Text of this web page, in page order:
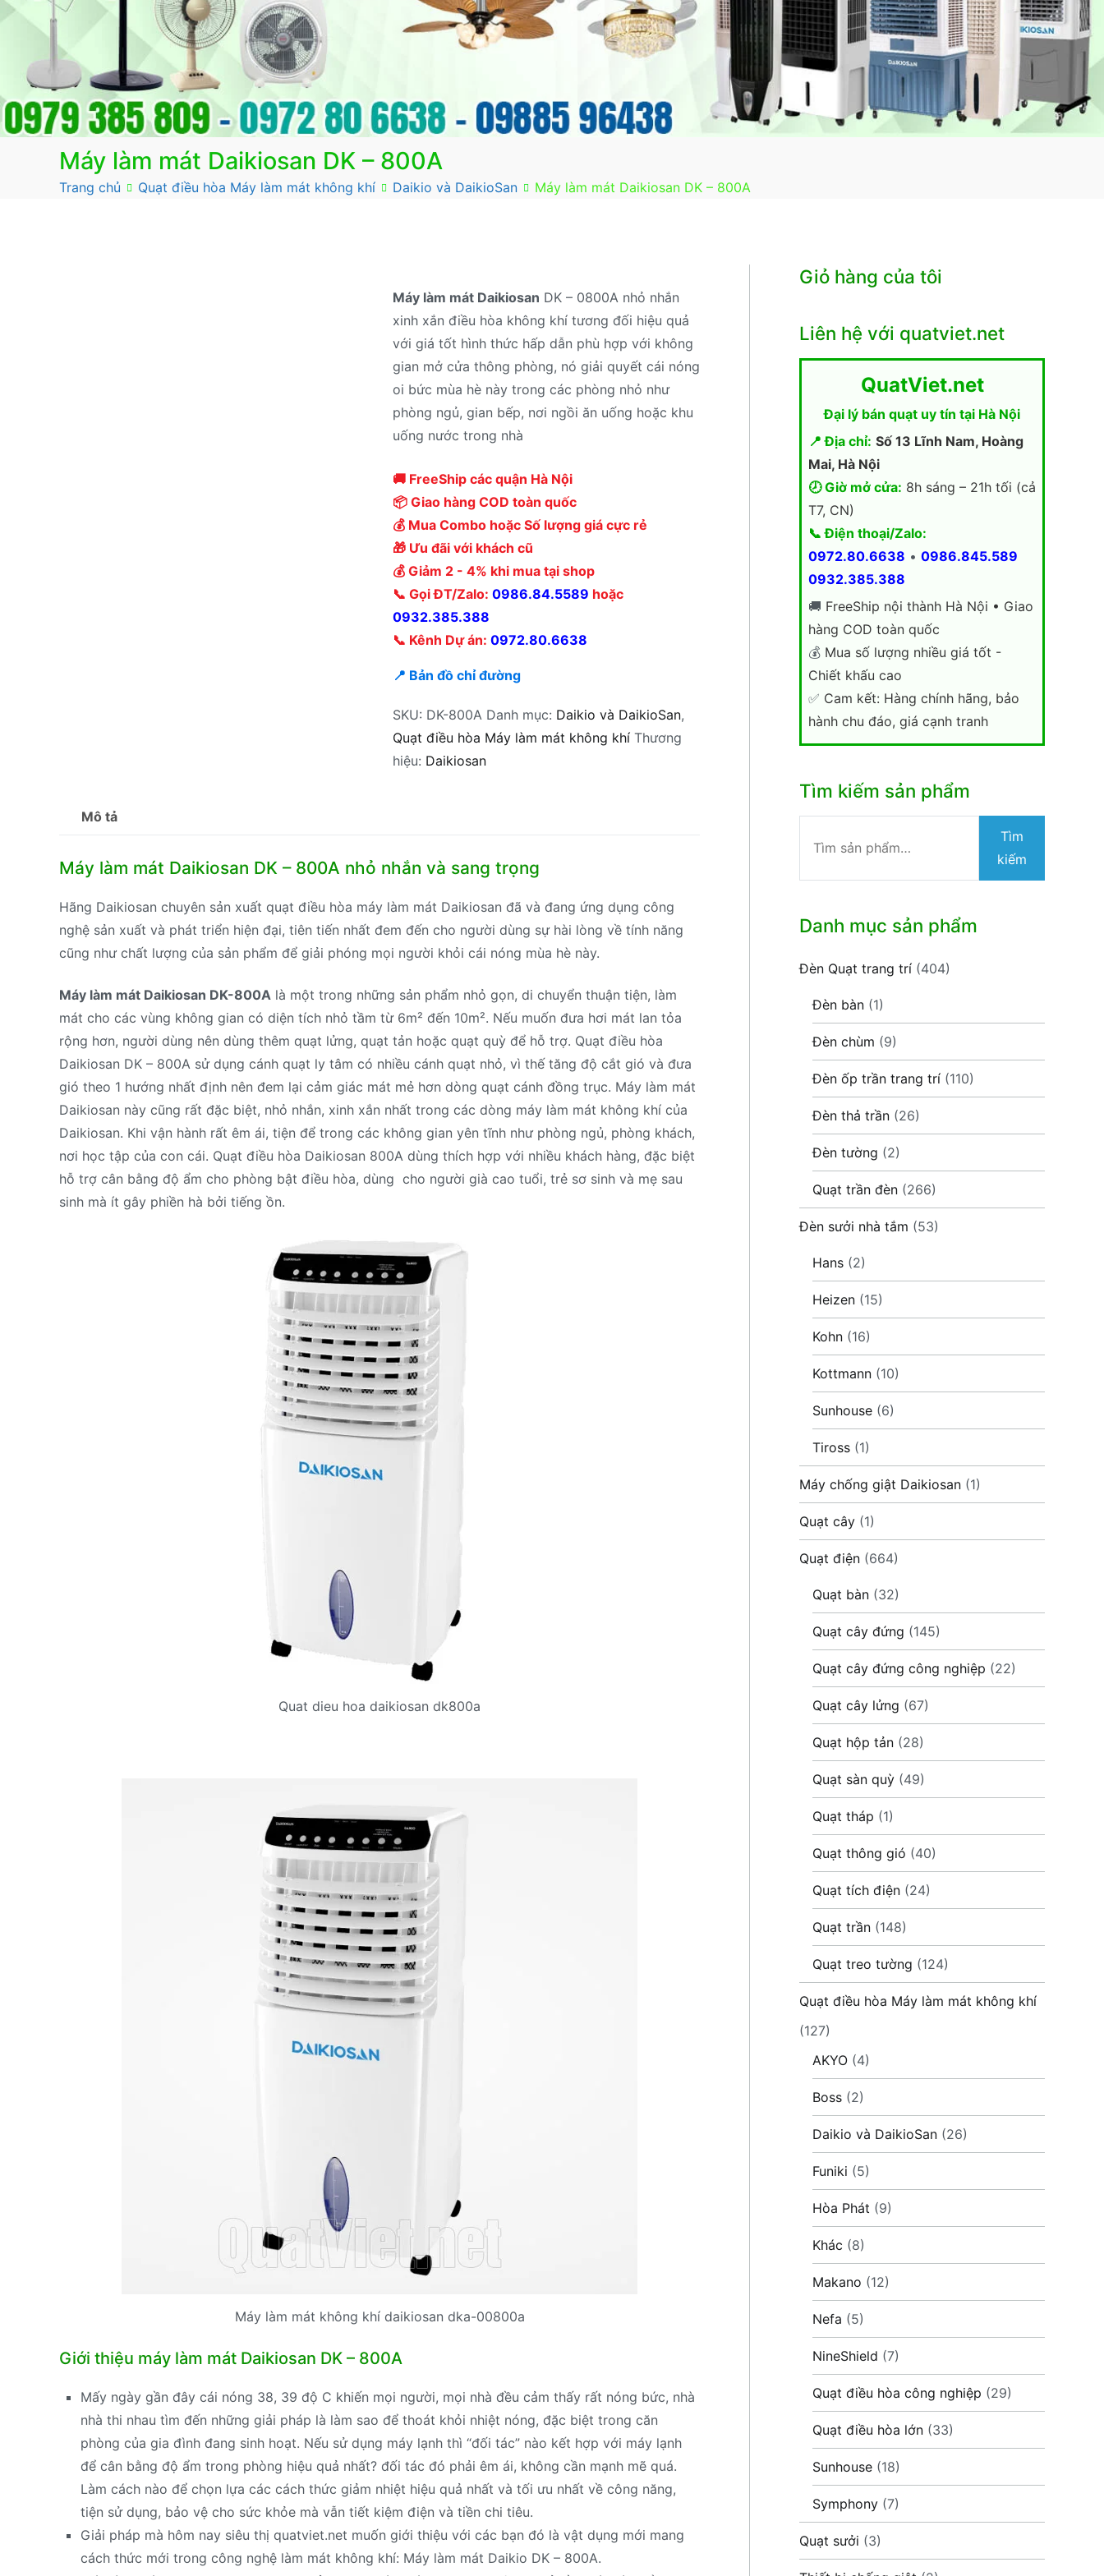
Máy làm mát Daikiosan DK – 800A
Trang chủ Quạt điều hòa Máy làm mát không khí Daikio và DaikioSan Máy làm mát Daikiosan DK – 800A
Máy làm mát Daikiosan DK – 0800A nhỏ nhắn
xinh xắn điều hòa không khí tương đối hiệu quả
với giá tốt hình thức hấp dẫn phù hợp với không
gian mở cửa thông phòng, nó giải quyết cái nóng
oi bức mùa hè này trong các phòng nhỏ như
phòng ngủ, gian bếp, nơi ngồi ăn uống hoặc khu
uống nước trong nhà
🚚 FreeShip các quận Hà Nội
📦 Giao hàng COD toàn quốc
💰 Mua Combo hoặc Số lượng giá cực rẻ
🎁 Ưu đãi với khách cũ
💰 Giảm 2 - 4% khi mua tại shop
📞 Gọi ĐT/Zalo: 0986.84.5589 hoặc
0932.385.388
📞 Kênh Dự án: 0972.80.6638
📍 Bản đồ chỉ đường
SKU: DK-800A Danh mục: Daikio và DaikioSan,
Quạt điều hòa Máy làm mát không khí Thương
hiệu: Daikiosan
Mô tả
Máy làm mát Daikiosan DK – 800A nhỏ nhắn và sang trọng
Hãng Daikiosan chuyên sản xuất quạt điều hòa máy làm mát Daikiosan đã và đang ứng dụng công
nghệ sản xuất và phát triển hiện đại, tiên tiến nhất đem đến cho người dùng sự hài lòng về tính năng
cũng như chất lượng của sản phẩm để giải phóng mọi người khỏi cái nóng mùa hè này.
Máy làm mát Daikiosan DK-800A là một trong những sản phẩm nhỏ gọn, di chuyển thuận tiện, làm
mát cho các vùng không gian có diện tích nhỏ tầm từ 6m² đến 10m². Nếu muốn đưa hơi mát lan tỏa
rộng hơn, người dùng nên dùng thêm quạt lửng, quạt tản hoặc quạt quỳ để hỗ trợ. Quạt điều hòa
Daikiosan DK – 800A sử dụng cánh quạt ly tâm có nhiều cánh quạt nhỏ, vì thế tăng độ cắt gió và đưa
gió theo 1 hướng nhất định nên đem lại cảm giác mát mẻ hơn dòng quạt cánh đồng trục. Máy làm mát
Daikiosan này cũng rất đặc biệt, nhỏ nhắn, xinh xắn nhất trong các dòng máy làm mát không khí của
Daikiosan. Khi vận hành rất êm ái, tiện để trong các không gian yên tĩnh như phòng ngủ, phòng khách,
nơi học tập của con cái. Quạt điều hòa Daikiosan 800A dùng thích hợp với nhiều khách hàng, đặc biệt
hỗ trợ cân bằng độ ẩm cho phòng bật điều hòa, dùng cho người già cao tuổi, trẻ sơ sinh và mẹ sau
sinh mà ít gây phiền hà bởi tiếng ồn.
Quat dieu hoa daikiosan dk800a
Máy làm mát không khí daikiosan dka-00800a
Giới thiệu máy làm mát Daikiosan DK – 800A
Mấy ngày gần đây cái nóng 38, 39 độ C khiến mọi người, mọi nhà đều cảm thấy rất nóng bức, nhà
nhà thi nhau tìm đến những giải pháp là làm sao để thoát khỏi nhiệt nóng, đặc biệt trong căn
phòng của gia đình đang sinh hoạt. Nếu sử dụng máy lạnh thì “đối tác” nào kết hợp với máy lạnh
để cân bằng độ ẩm trong phòng hiệu quả nhất? đối tác đó phải êm ái, không cần mạnh mẽ quá.
Làm cách nào để chọn lựa các cách thức giảm nhiệt hiệu quả nhất và tối ưu nhất về công năng,
tiện sử dụng, bảo vệ cho sức khỏe mà vẫn tiết kiệm điện và tiền chi tiêu.
Giải pháp mà hôm nay siêu thị quatviet.net muốn giới thiệu với các bạn đó là vật dụng mới mang
cách thức mới trong công nghệ làm mát không khí: Máy làm mát Daikio DK – 800A.
Giỏ hàng của tôi
Liên hệ với quatviet.net
QuatViet.net
Đại lý bán quạt uy tín tại Hà Nội
📍 Địa chỉ: Số 13 Lĩnh Nam, Hoàng
Mai, Hà Nội
🕗 Giờ mở cửa: 8h sáng – 21h tối (cả
T7, CN)
📞 Điện thoại/Zalo:
0972.80.6638 • 0986.845.589
0932.385.388
🚚 FreeShip nội thành Hà Nội • Giao
hàng COD toàn quốc
💰 Mua số lượng nhiều giá tốt -
Chiết khấu cao
✅ Cam kết: Hàng chính hãng, bảo
hành chu đáo, giá cạnh tranh
Tìm kiếm sản phẩm
kiếm:
Tìm
kiếm
Danh mục sản phẩm
Đèn Quạt trang trí (404)
Đèn bàn (1)
Đèn chùm (9)
Đèn ốp trần trang trí (110)
Đèn thả trần (26)
Đèn tường (2)
Quạt trần đèn (266)
Đèn sưởi nhà tắm (53)
Hans (2)
Heizen (15)
Kohn (16)
Kottmann (10)
Sunhouse (6)
Tiross (1)
Máy chống giật Daikiosan (1)
Quạt cây (1)
Quạt điện (664)
Quạt bàn (32)
Quạt cây đứng (145)
Quạt cây đứng công nghiệp (22)
Quạt cây lửng (67)
Quạt hộp tản (28)
Quạt sàn quỳ (49)
Quạt tháp (1)
Quạt thông gió (40)
Quạt tích điện (24)
Quạt trần (148)
Quạt treo tường (124)
Quạt điều hòa Máy làm mát không khí
(127)
AKYO (4)
Boss (2)
Daikio và DaikioSan (26)
Funiki (5)
Hòa Phát (9)
Khác (8)
Makano (12)
Nefa (5)
NineShield (7)
Quạt điều hòa công nghiệp (29)
Quạt điều hòa lớn (33)
Sunhouse (18)
Symphony (7)
Quạt sưởi (3)